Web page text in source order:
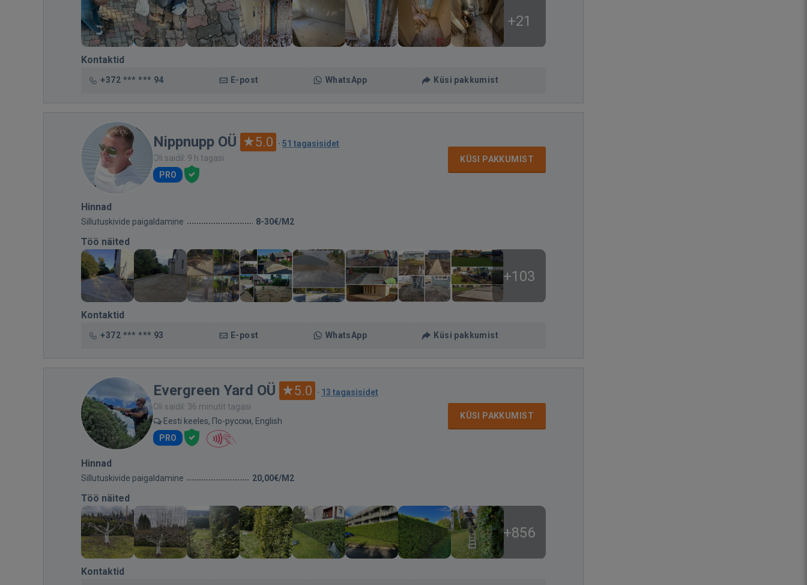
+21
Kontaktid
+372 *** *** 94 E-post WhatsApp Küsi pakkumist
Nippnupp OÜ 5.0 · 51 tagasisidet
Oli saidil: 9 h tagasi
PRO
KÜSI PAKKUMIST
Hinnad
Sillutuskivide paigaldamine 8-30€/M2
Töö näited
+103
Kontaktid
+372 *** *** 93 E-post WhatsApp Küsi pakkumist
Evergreen Yard OÜ 5.0 · 13 tagasisidet
Oli saidil: 36 minutit tagasi
Eesti keeles, По-русски, English
PRO
KÜSI PAKKUMIST
Hinnad
Sillutuskivide paigaldamine 20,00€/M2
Töö näited
+856
Kontaktid